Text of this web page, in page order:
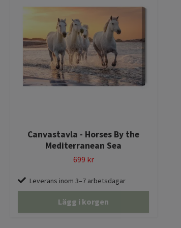
Canvastavla - Horses By the
Mediterranean Sea
699 kr
Leverans inom 3–7 arbetsdagar
Lägg i korgen